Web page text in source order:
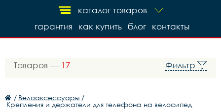
каталог товаров
контакты
блог
как купить
гарантия
Товаров — 17 Фильтр
/ Велоаксессуары /
Крепления и держатели для телефона на велосипед